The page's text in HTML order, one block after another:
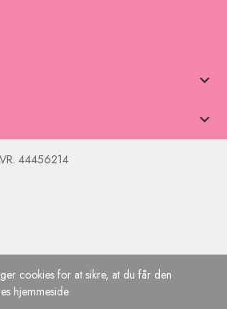


44456214
cookies for at sikre, at du får den
hjemmeside